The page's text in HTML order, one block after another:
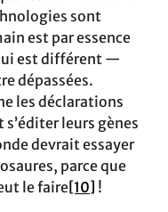
sont
est par essence
est différent —
dépassées.
les déclarations
leurs gènes
devrait essayer
parce que
le faire[10] !